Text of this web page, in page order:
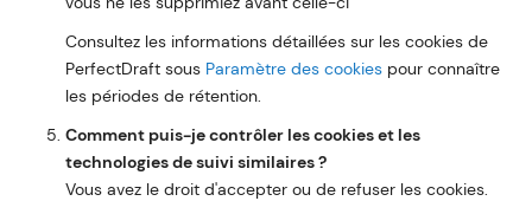
Consultez les informations détaillées sur les cookies de
PerfectDraft sous Paramètre des cookies pour connaître
les périodes de rétention.
Comment puis-je contrôler les cookies et les
technologies de suivi similaires ?
Vous avez le droit d'accepter ou de refuser les cookies.